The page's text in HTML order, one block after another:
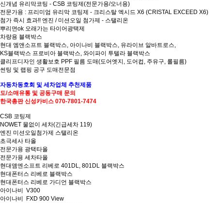
신개념 유리막코팅 - CSB 코팅제(전문가용/오너용)
전문가용 : 프리미엄 유리막 코팅제 - 크리스탈 엑시드 X6 (CRISTAL EXCEED X6)
첨가 즉시 효과!! 엔진 / 미션오일 첨가제 - 스탤리온
뿌리면ok 오래가는 타이어광택제
차량용 블랙박스
현대 엠앤소프트 블랙박스, 아이나비 블랙박스, 유라이브 알바트로스,
KS블랙박스 프로비아 블랙박스, 와이파이 투텔라 블랙박스
클리프디자인 생활보호 PPF 필름 도매(도어엣지, 도어컵, 주유구, 롤필름)
썬팅 및 랩핑 공구 도매전문점
자동차동호회 및 세차업체 추천제품
도/소매 유통 및 공동구매 문의
한국총판 신성카비스 070-7801-7474
CSB 코팅제
NOWET 물없이 세차(긴급세차 119)
엔진 미션오일첨가제 스탤리온
초극세사 타올
전문가용 광택타올
전문가용 세차타올
현대앰엔소프트 리베로 401DL, 801DL 블랙박스
현대폰터스 리베로 블랙박스
현대폰터스 리베로 가디언 블랙박스
아이나비 V300
아이나비 FXD 900 View